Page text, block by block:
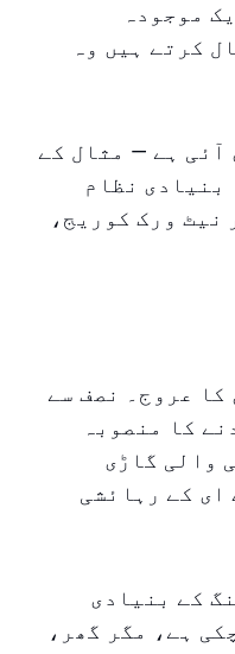
موجودہ
کرتے ہیں وہ
آئی ہے — مثال کے
اب یہ بنیادی نظام
نیٹ ورک کوریج،
کا عروج۔ نصف سے
کا منصوبہ
والی گاڑی
ای کے رہائشی
کے بنیادی
ہے، مگر گھر،